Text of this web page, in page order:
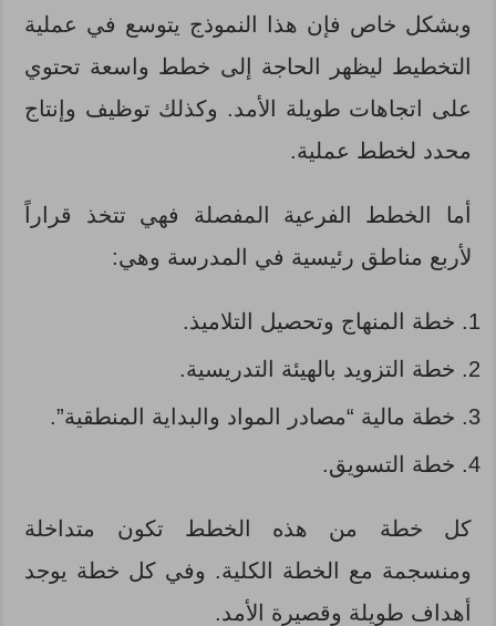
وبشكل خاص فإن هذا النموذج يتوسع في عملية
التخطيط ليظهر الحاجة إلى خطط واسعة تحتوي
على اتجاهات طويلة الأمد. وكذلك توظيف وإنتاج
محدد لخطط عملية.
أما الخطط الفرعية المفصلة فهي تتخذ قراراً
لأربع مناطق رئيسية في المدرسة وهي:
خطة المنهاج وتحصيل التلاميذ.
خطة التزويد بالهيئة التدريسية.
خطة مالية “مصادر المواد والبداية المنطقية”.
خطة التسويق.
كل خطة من هذه الخطط تكون متداخلة
ومنسجمة مع الخطة الكلية. وفي كل خطة يوجد
أهداف طويلة وقصيرة الأمد.